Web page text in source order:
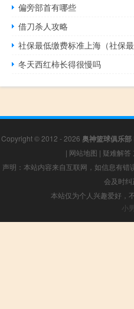
偏旁部首有哪些
借刀杀人攻略
社保最低缴费标准上海（社保最
冬天西红柿长得很慢吗
Copyright © 2012 - 2026 奥神篮球俱乐部
| 网站地图 | 疑难解答
声明：本站内容来自互联网，如信息有
会及时
本站仅为个人兴趣爱好，
小